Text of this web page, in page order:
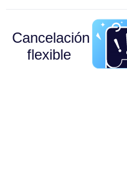
Cancelación
flexible